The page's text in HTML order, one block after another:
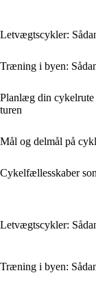
Letvægtscykler:
Træning i byen:
Planlæg din cykelrute
turen
Mål og delmål på
Cykelfællesskaber
Letvægtscykler:
Træning i byen: